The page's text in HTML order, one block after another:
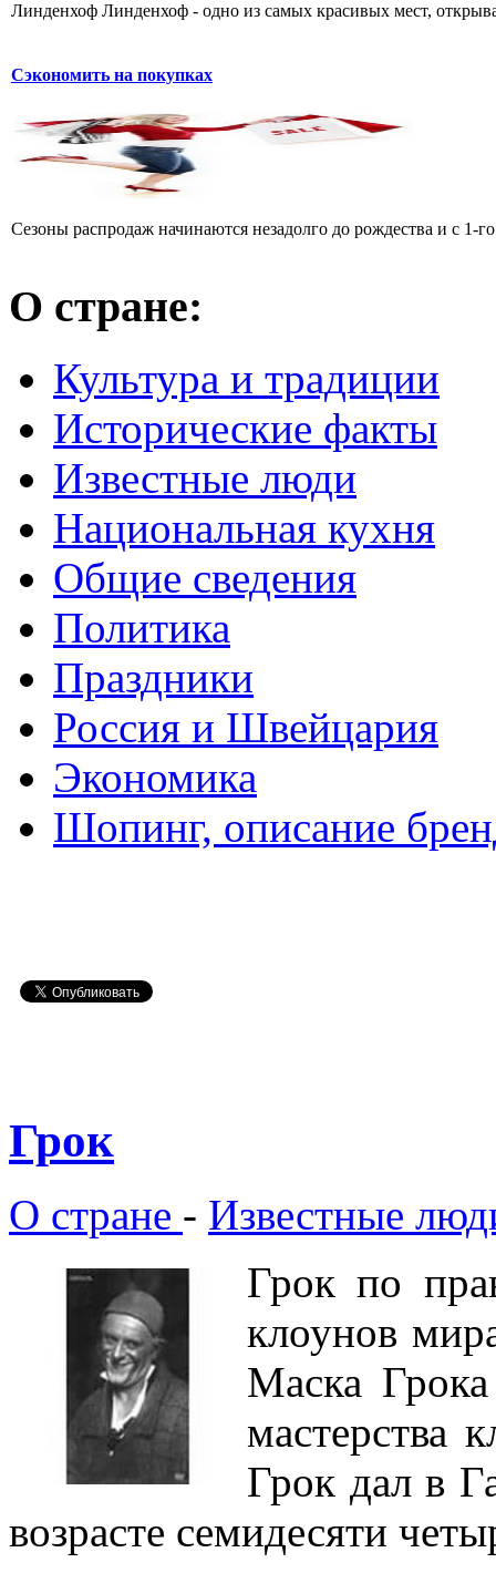
Линденхоф Линденхоф - одно из самых красивых мест,
Сэкономить на покупках
Сезоны распродаж начинаются незадолго до рождества и с
О стране:
Культура и традиции
Исторические факты
Известные люди
Национальная кухня
Общие сведения
Политика
Праздники
Россия и Швейцария
Экономика
Шопинг, описание
Грок
О стране - Известные
Грок по
клоунов
Маска
мастерства
Грок дал в
возрасте семидесяти